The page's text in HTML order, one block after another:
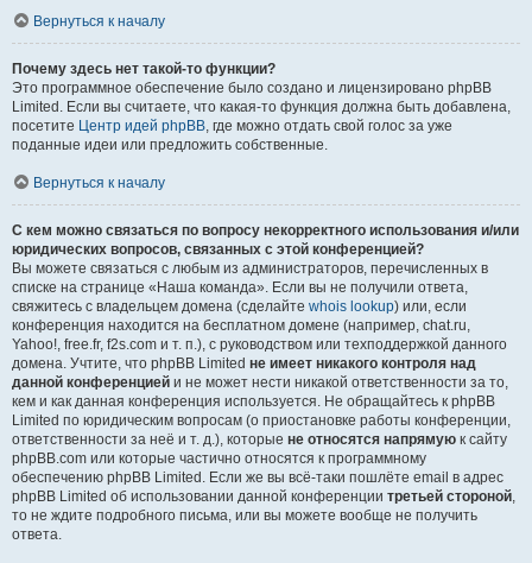
Вернуться к началу
Почему здесь нет такой-то функции?
Это программное обеспечение было создано и лицензировано phpBB
Limited. Если вы считаете, что какая-то функция должна быть добавлена,
посетите Центр идей phpBB, где можно отдать свой голос за уже
поданные идеи или предложить собственные.
Вернуться к началу
С кем можно связаться по вопросу некорректного использования и/или
юридических вопросов, связанных с этой конференцией?
Вы можете связаться с любым из администраторов, перечисленных в
списке на странице «Наша команда». Если вы не получили ответа,
свяжитесь с владельцем домена (сделайте whois lookup) или, если
конференция находится на бесплатном домене (например, chat.ru,
Yahoo!, free.fr, f2s.com и т. п.), с руководством или техподдержкой данного
домена. Учтите, что phpBB Limited не имеет никакого контроля над
данной конференцией и не может нести никакой ответственности за то,
кем и как данная конференция используется. Не обращайтесь к phpBB
Limited по юридическим вопросам (о приостановке работы конференции,
ответственности за неё и т. д.), которые не относятся напрямую к сайту
phpBB.com или которые частично относятся к программному
обеспечению phpBB Limited. Если же вы всё-таки пошлёте email в адрес
phpBB Limited об использовании данной конференции третьей стороной,
то не ждите подробного письма, или вы можете вообще не получить
ответа.